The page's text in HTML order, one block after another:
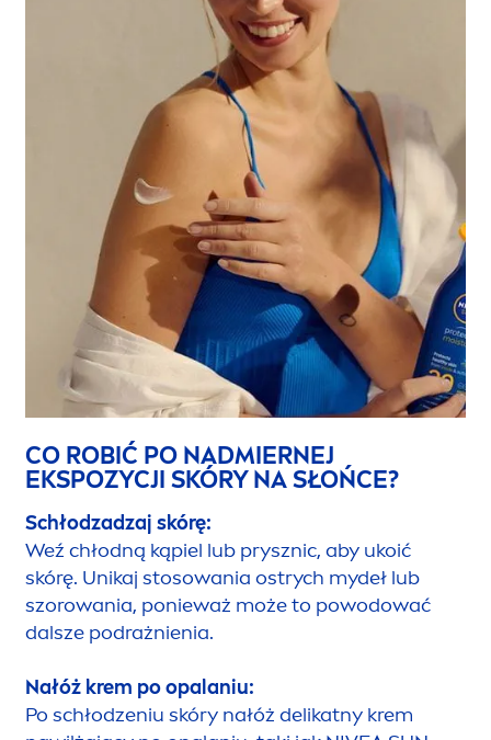
CO ROBIĆ PO NADMIERNEJ
EKSPOZYCJI SKÓRY NA SŁOŃCE?
Schłodzadzaj skórę:
Weź chłodną kąpiel lub prysznic, aby ukoić
skórę. Unikaj stosowania ostrych mydeł lub
szorowania, ponieważ może to powodować
dalsze podrażnienia.
Nałóż krem po opalaniu:
Po schłodzeniu skóry nałóż delikatny krem